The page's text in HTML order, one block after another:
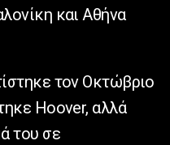
και Αθήνα
τον Οκτώβριο
Hoover, αλλά
του σε